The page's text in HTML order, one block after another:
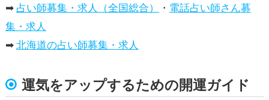
➡ 占い師募集・求人（全国総合） ・ 電話占い師さん募
集・求人
➡北海道の占い師募集・求人
運気をアップするための開運ガイド